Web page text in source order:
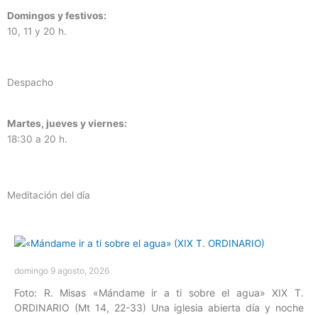
Domingos y festivos:
10, 11 y 20 h.
Despacho
Martes, jueves y viernes:
18:30 a 20 h.
Meditación del día
domingo 9 agosto, 2026
Foto: R. Misas «Mándame ir a ti sobre el agua» XIX T.
ORDINARIO (Mt 14, 22-33) Una iglesia abierta día y noche